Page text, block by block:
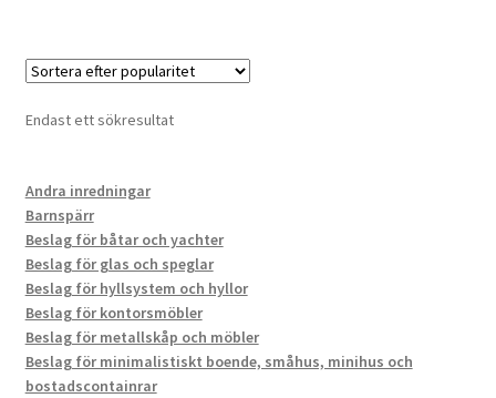
Endast ett sökresultat
Andra inredningar
Barnspärr
Beslag för båtar och yachter
Beslag för glas och speglar
Beslag för hyllsystem och hyllor
Beslag för kontorsmöbler
Beslag för metallskåp och möbler
Beslag för minimalistiskt boende, småhus, minihus och
bostadscontainrar